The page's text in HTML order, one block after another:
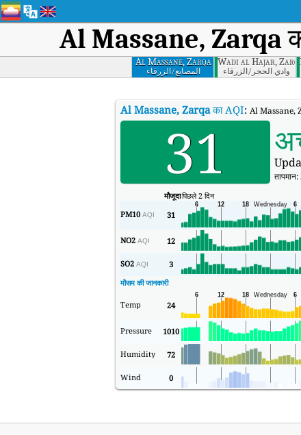
Al Massane, Zarqa
Al Massane, Zarqa
اﻟﻤﺼﺎﻧﻊ/اﻟﺰرﻗﺎء
Wadi al Hajar,
وادي اﻟﺤﺠﺮ/اﻟﺰرﻗﺎء
Al Massane, Zarqaका AQI: Al Massane,
31 तापमान:
मौजूदापिछले 2 दिन
PM10 AQI 31
NO2 AQI 12
SO2 AQI 3
मौसम की जानकारी
Temp 24
Pressure 1010
Humidity 72
Wind 0